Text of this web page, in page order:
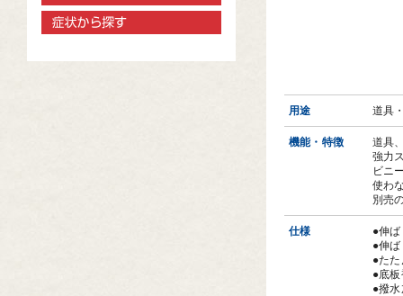
用途 道具
機能・特徴
道具
強力
ビニ
使わ
別売
仕様
●伸
●伸
●た
●底
●撥